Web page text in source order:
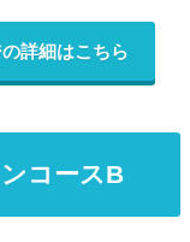
詳細はこちら
コースB